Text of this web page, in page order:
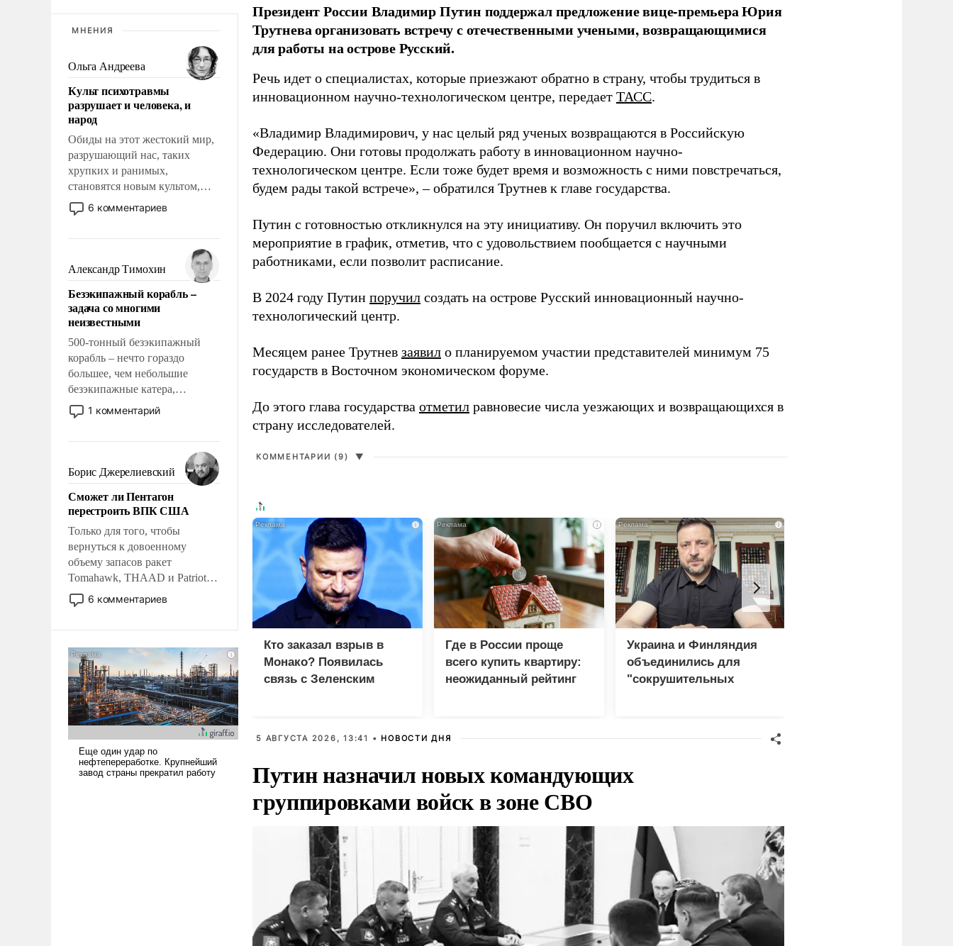
МНЕНИЯ
Ольга Андреева
Культ психотравмы
разрушает и человека, и
народ
Обиды на этот жестокий мир,
разрушающий нас, таких
хрупких и ранимых,
становятся новым культом,
постепенно вытесняя и
отменяя традиционное
мужественным и твердым под
ударами судьбы, брать на себя
ответственность, помогать
слабым, идти вперед и
адаптироваться.
6 комментариев
Александр Тимохин
Безэкипажный корабль –
задача со многими
неизвестными
500-тонный безэкипажный
корабль – нечто гораздо
большее, чем небольшие
безэкипажные катера,
применение которых уже
стало обыденностью. Задача по
сложна и амбициозна. Однако
и ее реализация радикально
поднимет наши боевые
возможности.
1 комментарий
Борис Джерелиевский
Сможет ли Пентагон
перестроить ВПК США
Только для того, чтобы
вернуться к довоенному
объему запасов ракет
Tomahawk, THAAD и Patriot
США потребуется более трех
лет. Даже небольшая война с
Сложившаяся ситуация
означает многолетний период
уязвимости США, например,
перед Китаем.
6 комментариев
Президент России Владимир Путин поддержал предложение вице-премьера Юрия
Трутнева организовать встречу с отечественными учеными, возвращающимися
для работы на острове Русский.
Речь идет о специалистах, которые приезжают обратно в страну, чтобы трудиться в
инновационном научно-технологическом центре, передает ТАСС.
«Владимир Владимирович, у нас целый ряд ученых возвращаются в Российскую
Федерацию. Они готовы продолжать работу в инновационном научно-
технологическом центре. Если тоже будет время и возможность с ними повстречаться,
будем рады такой встрече», – обратился Трутнев к главе государства.
Путин с готовностью откликнулся на эту инициативу. Он поручил включить это
мероприятие в график, отметив, что с удовольствием пообщается с научными
работниками, если позволит расписание.
В 2024 году Путин поручил создать на острове Русский инновационный научно-
технологический центр.
Месяцем ранее Трутнев заявил о планируемом участии представителей минимум 75
государств в Восточном экономическом форуме.
До этого глава государства отметил равновесие числа уезжающих и возвращающихся в
страну исследователей.
КОММЕНТАРИИ (9) ▼
i
Кто заказал взрыв в
Монако? Появилась
связь с Зеленским
i
Где в России проще
всего купить квартиру:
неожиданный рейтинг
i
Украина и Финляндия
объединились для
"сокрушительных
5 АВГУСТА 2026, 13:41 • НОВОСТИ ДНЯ
Путин назначил новых командующих
группировками войск в зоне СВО